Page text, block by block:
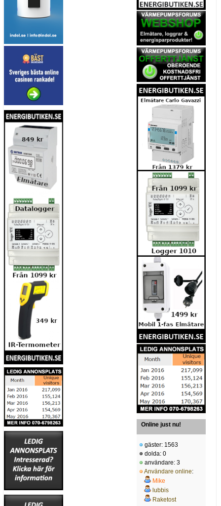
Online just nu!
gäster: 1563
dolda: 0
användare: 3
Användare online:
Mike
lubbis
Raketost